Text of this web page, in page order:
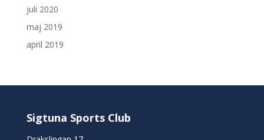
juli 2020
maj 2019
april 2019
Sigtuna Sports Club